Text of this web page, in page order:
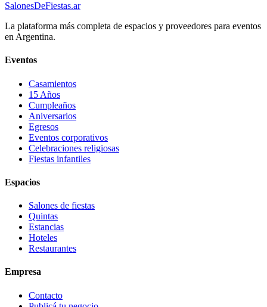
SalonesDeFiestas.ar
La plataforma más completa de espacios y proveedores para eventos
en Argentina.
Eventos
Casamientos
15 Años
Cumpleaños
Aniversarios
Egresos
Eventos corporativos
Celebraciones religiosas
Fiestas infantiles
Espacios
Salones de fiestas
Quintas
Estancias
Hoteles
Restaurantes
Empresa
Contacto